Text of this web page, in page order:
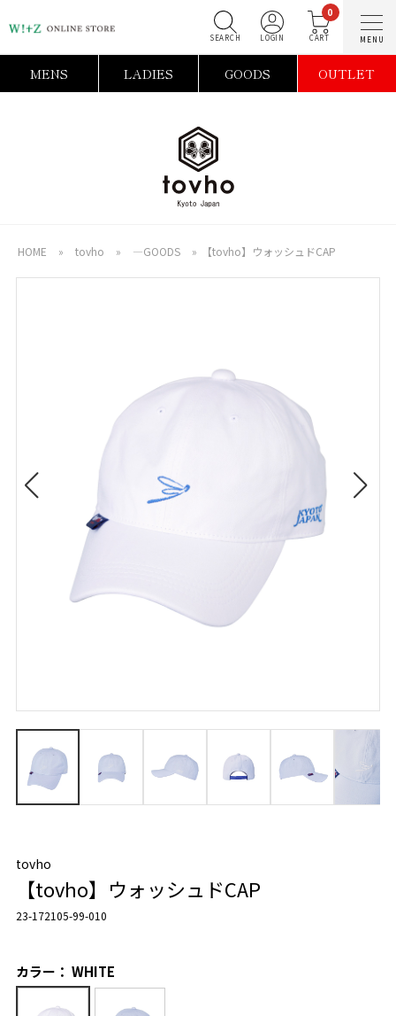
0
MENS LADIES GOODS OUTLET
HOME » tovho » ―GOODS » 【tovho】ウォッシュドCAP
tovho
【tovho】ウォッシュドCAP
23-172105-99-010
カラー： WHITE